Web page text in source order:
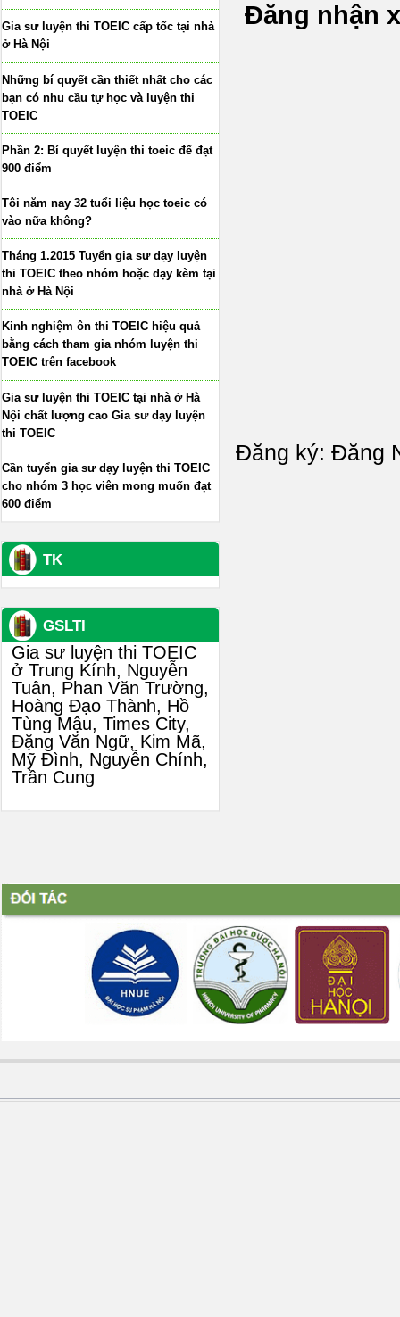
Đăng nhận
Đăng ký: Đăng
Gia sư luyện thi TOEIC cấp tốc tại nhà
ở Hà Nội
Những bí quyết cần thiết nhất cho các
bạn có nhu cầu tự học và luyện thi
TOEIC
Phần 2: Bí quyết luyện thi toeic để đạt
900 điểm
Tôi năm nay 32 tuổi liệu học toeic có
vào nữa không?
Tháng 1.2015 Tuyển gia sư dạy luyện
thi TOEIC theo nhóm hoặc dạy kèm tại
nhà ở Hà Nội
Kinh nghiệm ôn thi TOEIC hiệu quả
bằng cách tham gia nhóm luyện thi
TOEIC trên facebook
Gia sư luyện thi TOEIC tại nhà ở Hà
Nội chất lượng cao Gia sư dạy luyện
thi TOEIC
Cần tuyển gia sư dạy luyện thi TOEIC
cho nhóm 3 học viên mong muốn đạt
600 điểm
TK
GSLTI
Gia sư luyện thi TOEIC
ở Trung Kính, Nguyễn
Tuân, Phan Văn Trường,
Hoàng Đạo Thành, Hồ
Tùng Mậu, Times City,
Đặng Văn Ngữ, Kim Mã,
Mỹ Đình, Nguyễn Chính,
Trần Cung